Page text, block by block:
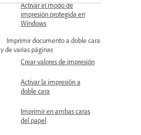
Activar el modo de
impresión protegida en
Windows
Imprimir documento a doble cara
y de varias páginas
Crear valores de impresión
Activar la impresión a
doble cara
Imprimir en ambas caras
del papel